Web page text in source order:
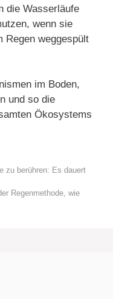
die Wasserläufe
wenn sie
Regen weggespült
im Boden,
und so die
Ökosystems
zu berühren: Es dauert
Regenmethode, wie